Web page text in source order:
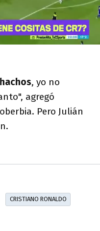
, yo no
agregó
Pero Julián
CRISTIANO RONALDO